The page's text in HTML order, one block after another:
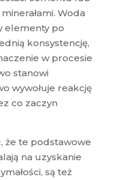
Woda
elementy po
konsystencję,
w procesie
stanowi
wywołuje reakcję
co zaczyn
że te podstawowe
na uzyskanie
są też